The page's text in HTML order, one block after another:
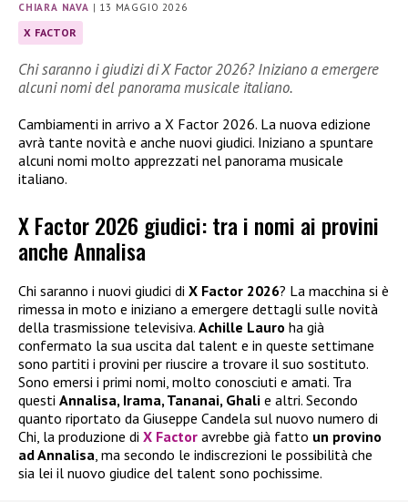
CHIARA NAVA | 13 MAGGIO 2026
X FACTOR
Chi saranno i giudizi di X Factor 2026? Iniziano a emergere
alcuni nomi del panorama musicale italiano.
Cambiamenti in arrivo a X Factor 2026. La nuova edizione
avrà tante novità e anche nuovi giudici. Iniziano a spuntare
alcuni nomi molto apprezzati nel panorama musicale
italiano.
X Factor 2026 giudici: tra i nomi ai provini
anche Annalisa
Chi saranno i nuovi giudici di X Factor 2026? La macchina si è
rimessa in moto e iniziano a emergere dettagli sulle novità
della trasmissione televisiva. Achille Lauro ha già
confermato la sua uscita dal talent e in queste settimane
sono partiti i provini per riuscire a trovare il suo sostituto.
Sono emersi i primi nomi, molto conosciuti e amati. Tra
questi Annalisa, Irama, Tananai, Ghali e altri. Secondo
quanto riportato da Giuseppe Candela sul nuovo numero di
Chi, la produzione di X Factor avrebbe già fatto un provino
ad Annalisa , ma secondo le indiscrezioni le possibilità che
sia lei il nuovo giudice del talent sono pochissime.